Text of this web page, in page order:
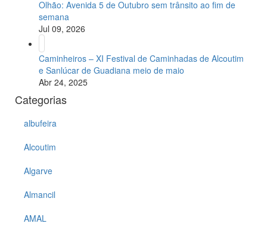
Olhão: Avenida 5 de Outubro sem trânsito ao fim de
semana
Jul 09, 2026
Caminheiros – XI Festival de Caminhadas de Alcoutim
e Sanlúcar de Guadiana meio de maio
Abr 24, 2025
Categorias
albufeira
Alcoutim
Algarve
Almancil
AMAL